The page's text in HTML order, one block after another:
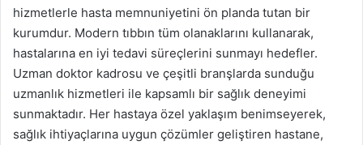
hizmetlerle hasta memnuniyetini ön planda tutan bir
kurumdur. Modern tıbbın tüm olanaklarını kullanarak,
hastalarına en iyi tedavi süreçlerini sunmayı hedefler.
Uzman doktor kadrosu ve çeşitli branşlarda sunduğu
uzmanlık hizmetleri ile kapsamlı bir sağlık deneyimi
sunmaktadır. Her hastaya özel yaklaşım benimseyerek,
sağlık ihtiyaçlarına uygun çözümler geliştiren hastane,